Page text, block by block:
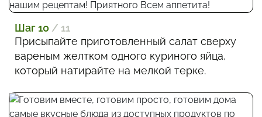
Шаг 10 / 11
Присыпайте приготовленный салат сверху
вареным желтком одного куриного яйца,
который натирайте на мелкой терке.